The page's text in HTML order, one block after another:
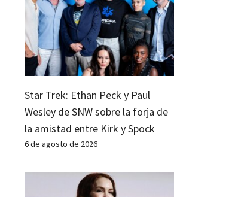
Star Trek: Ethan Peck y Paul
Wesley de SNW sobre la forja de
la amistad entre Kirk y Spock
6 de agosto de 2026